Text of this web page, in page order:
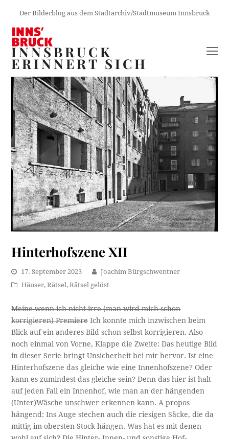
Der Bilderblog aus dem Stadtarchiv/Stadtmuseum Innsbruck
INNSBRUCK
ERINNERT SICH
Hinterhofszene XII
17. September 2023
Joachim Bürgschwentner
Häuser,Rätsel,Rätsel gelöst
Meine wenn ich nicht irre (man wird mich schon
korrigieren) PremiereIch konnte mich inzwischen beim
Blick auf ein anderes Bild schon selbst korrigieren. Also
noch einmal von Vorne, Klappe die Zweite: Das heutige Bild
in dieser Serie bringt Unsicherheit bei mir hervor. Ist eine
Hinterhofszene das gleiche wie eine Innenhofszene? Oder
kann es zumindest das gleiche sein? Denn das hier ist halt
auf jeden Fall ein Innenhof, wie man an der hängenden
(Unter)Wäsche unschwer erkennen kann. A propos
hängend: Ins Auge stechen auch die riesigen Säcke, die da
mittig im obersten Stock hängen. Was hat es mit denen